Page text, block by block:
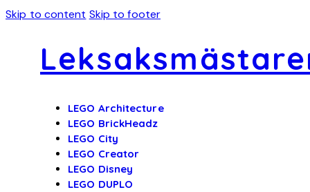
Skip to content Skip to footer
LEGO Architecture
LEGO BrickHeadz
LEGO City
LEGO Creator
LEGO Disney
LEGO DUPLO